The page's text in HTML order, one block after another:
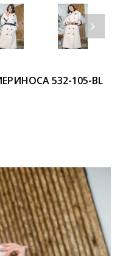
532-105-BL